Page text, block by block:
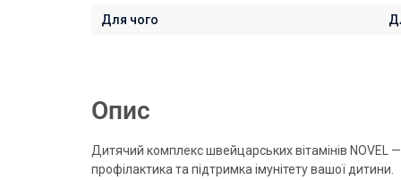
Для чого
Опис
Дитячий комплексшвейцарських вітамінів
профілактика та підтримка імунітету вашої дитини.